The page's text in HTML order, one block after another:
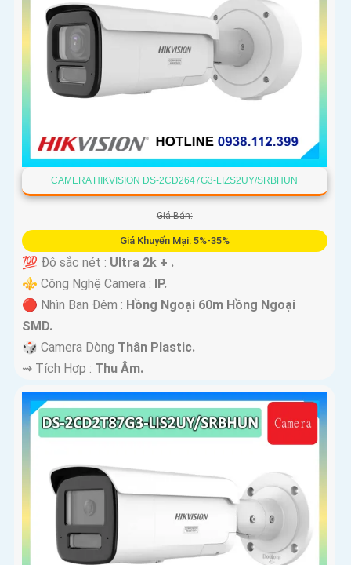
CAMERA HIKVISION DS-2CD2647G3-LIZS2UY/SRBHUN
Giá Bán:
Giá Khuyến Mại: 5%-35%
💯 Độ sắc nét : Ultra 2k + .
⚜️ Công Nghệ Camera : IP.
🔴 Nhìn Ban Đêm : Hồng Ngoại 60m Hồng Ngoại
SMD.
🎲 Camera Dòng Thân Plastic.
️⇝ Tích Hợp : Thu Âm.